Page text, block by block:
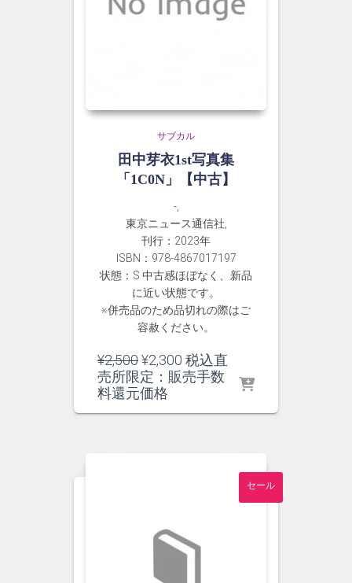
サブカル
田中芽衣1st写真集
「1C0N」【中古】
-,
東京ニュース通信社,
刊行：2023年
ISBN：978-4867017197
状態：S 中古感ほぼなく、新品
に近い状態です。
※併売品のため品切れの際はご
容赦ください。
¥2,500元
の
価
¥2,300 現
在
税込直
売所限定：販売手数
料還元価格
セール